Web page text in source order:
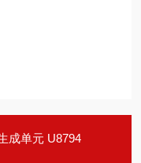
成单元 U8794